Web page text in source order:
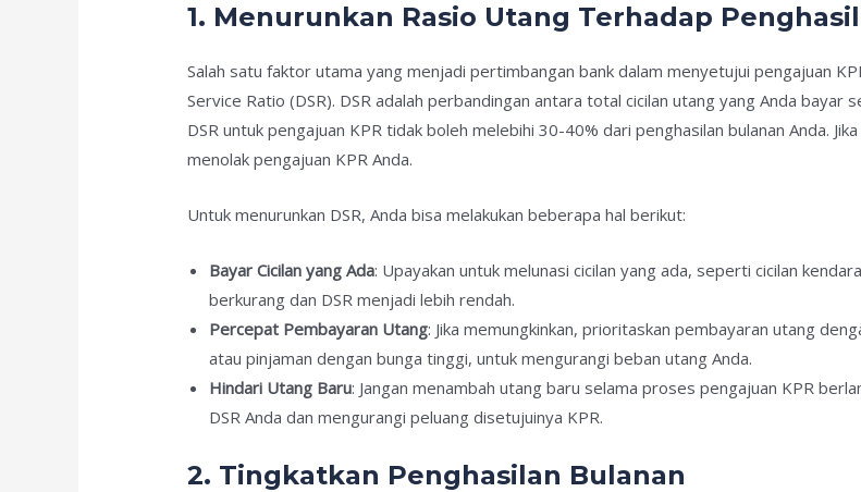
1. Menurunkan Rasio Utang Terhadap
Salah satu faktor utama yang menjadi pertimbangan bank dalam menyetujui pengajuan
Service Ratio (DSR). DSR adalah perbandingan antara total cicilan utang yang Anda bayar
DSR untuk pengajuan KPR tidak boleh melebihi 30-40% dari penghasilan bulanan Anda.
menolak pengajuan KPR Anda.
Untuk menurunkan DSR, Anda bisa melakukan beberapa hal berikut:
Bayar Cicilan yang Ada: Upayakan untuk melunasi cicilan yang ada, seperti cicilan
berkurang dan DSR menjadi lebih rendah.
Percepat Pembayaran Utang: Jika memungkinkan, prioritaskan pembayaran utang
atau pinjaman dengan bunga tinggi, untuk mengurangi beban utang Anda.
Hindari Utang Baru: Jangan menambah utang baru selama proses pengajuan KPR
DSR Anda dan mengurangi peluang disetujuinya KPR.
2. Tingkatkan Penghasilan Bulanan